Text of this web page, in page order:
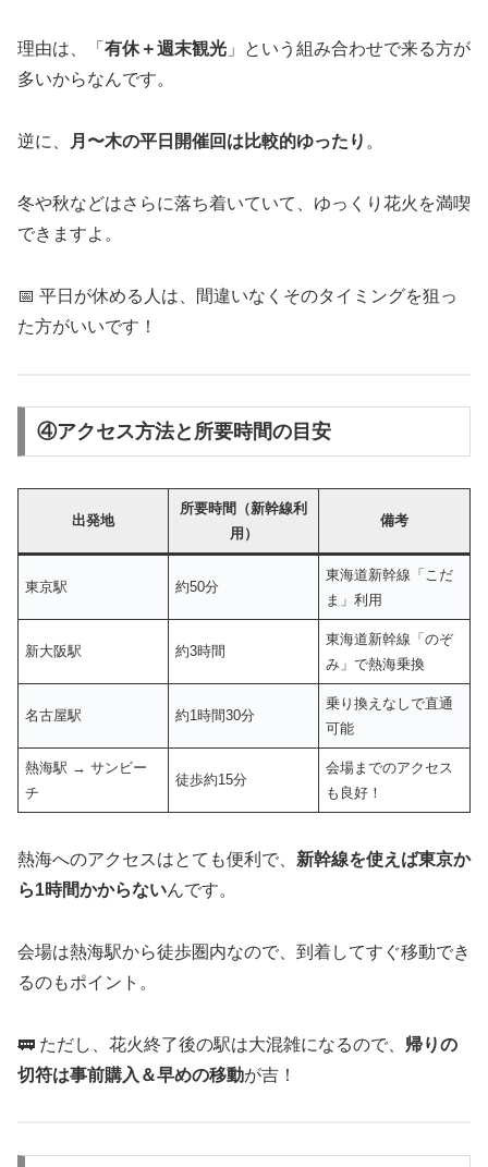
理由は、「 有休＋週末観光 」という組み合わせで来る方が
多いからなんです。
逆に、 月〜木の平日開催回は比較的ゆったり 。
冬や秋などはさらに落ち着いていて、ゆっくり花火を満喫
できますよ。
📅 平日が休める人は、間違いなくそのタイミングを狙っ
た方がいいです！
④アクセス方法と所要時間の目安
出発地
所要時間（新幹線利
用）
備考
東京駅 約50分
東海道新幹線「こだ
ま」利用
新大阪駅 約3時間
東海道新幹線「のぞ
み」で熱海乗換
名古屋駅 約1時間30分
乗り換えなしで直通
可能
熱海駅 → サンビー
チ
徒歩約15分
会場までのアクセス
も良好！
熱海へのアクセスはとても便利で、 新幹線を使えば東京か
ら1時間かからないんです。
会場は熱海駅から徒歩圏内なので、到着してすぐ移動でき
るのもポイント。
🚃 ただし、花火終了後の駅は大混雑になるので、 帰りの
切符は事前購入＆早めの移動が吉！